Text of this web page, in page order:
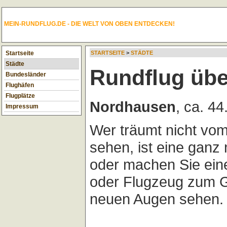
MEIN-RUNDFLUG.DE - DIE WELT VON OBEN ENTDECKEN!
Startseite
Städte
Bundesländer
Flughäfen
Flugplätze
Impressum
STARTSEITE > STÄDTE
Rundflug
Nordhausen, ca.
Wer träumt nicht
sehen, ist eine ganz
oder machen Sie
oder Flugzeug zum
neuen Augen sehen.